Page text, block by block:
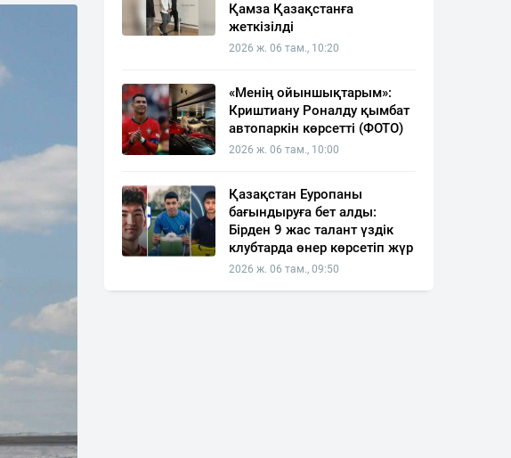
Қамза Қазақстанға
жеткізілді
2026 ж. 06 там., 10:20
«Менің ойыншықтарым»:
Криштиану Роналду қымбат
автопаркін көрсетті (ФОТО)
2026 ж. 06 там., 10:00
Қазақстан Еуропаны
бағындыруға бет алды:
Бірден 9 жас талант үздік
клубтарда өнер көрсетіп жүр
2026 ж. 06 там., 09:50